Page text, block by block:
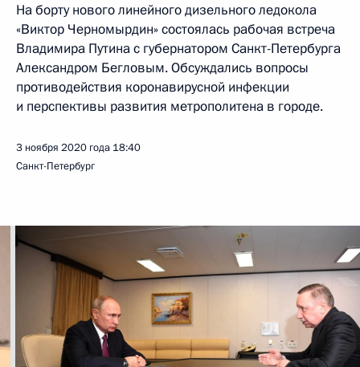
На борту нового линейного дизельного ледокола
«Виктор Черномырдин» состоялась рабочая встреча
Владимира Путина с губернатором Санкт-Петербурга
Александром Бегловым. Обсуждались вопросы
противодействия коронавирусной инфекции
и перспективы развития метрополитена в городе.
3 ноября 2020 года 18:40
Санкт-Петербург